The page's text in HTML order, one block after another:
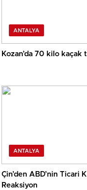
ANTALYA
Kozan’da 70 kilo
ANTALYA
Çin’den ABD’nin Ticari
Reaksiyon